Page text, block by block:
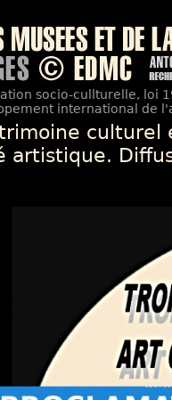
socio-cullturelle, loi
international de
culturel
artistique.